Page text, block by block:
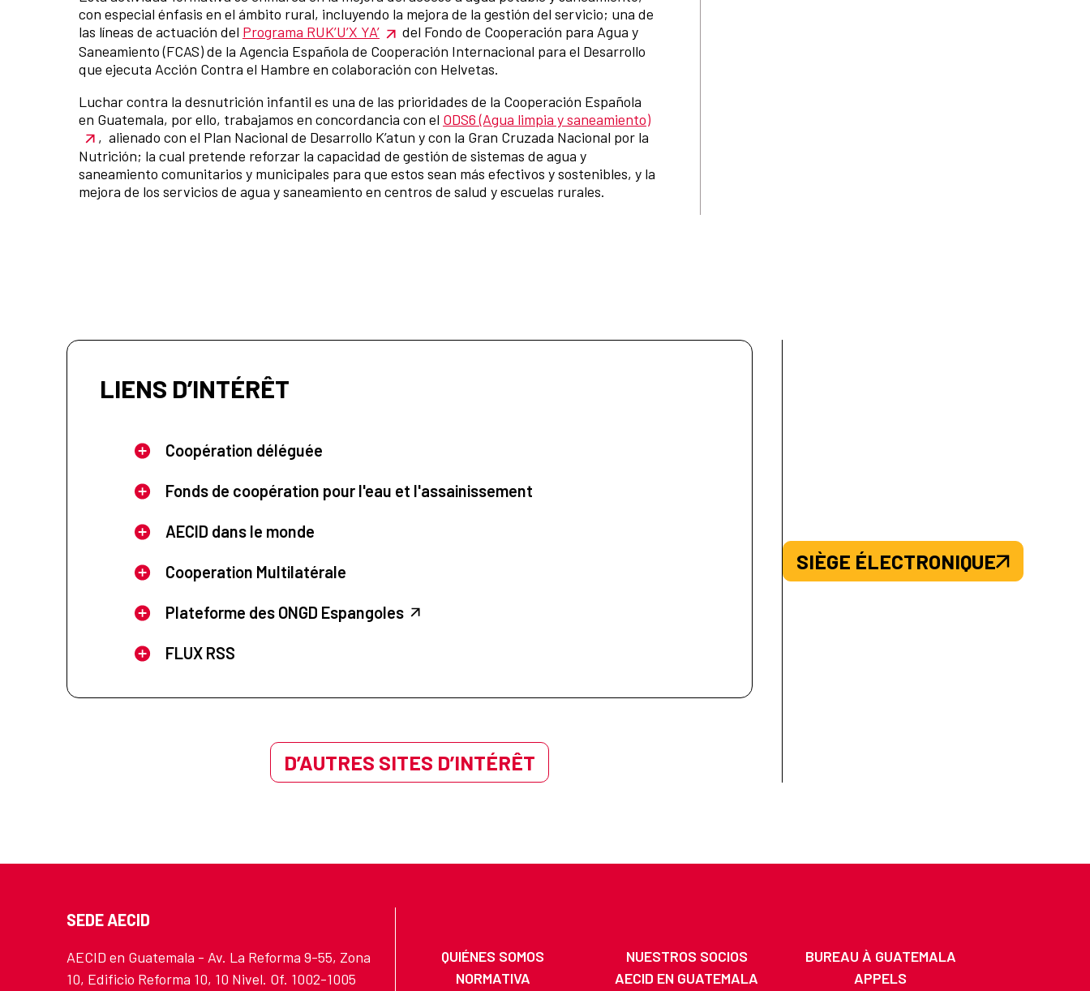
con especial énfasis en el ámbito rural, incluyendo la mejora de la gestión del servicio; una de
las líneas de actuación del Programa RUK’U’X YA’
del Fondo de Cooperación para Agua y
Saneamiento (FCAS) de la Agencia Española de Cooperación Internacional para el Desarrollo
que ejecuta Acción Contra el Hambre en colaboración con Helvetas.
Luchar contra la desnutrición infantil es una de las prioridades de la Cooperación Española
en Guatemala, por ello, trabajamos en concordancia con el ODS6 (Agua limpia y saneamiento)
, alienado con el Plan Nacional de Desarrollo K’atun y con la Gran Cruzada Nacional por la
Nutrición; la cual pretende reforzar la capacidad de gestión de sistemas de agua y
saneamiento comunitarios y municipales para que estos sean más efectivos y sostenibles, y la
mejora de los servicios de agua y saneamiento en centros de salud y escuelas rurales.
LIENS D’INTÉRÊT
Coopération déléguée
Fonds de coopération pour l'eau et l'assainissement
AECID dans le monde
Cooperation Multilatérale
Plateforme des ONGD Espangoles
FLUX RSS
D’AUTRES SITES D’INTÉRÊT
SIÈGE ÉLECTRONIQUE
SEDE AECID
AECID en Guatemala - Av. La Reforma 9-55, Zona
10, Edificio Reforma 10, 10 Nivel. Of. 1002-1005
QUIÉNES SOMOS NUESTROS SOCIOS
BUREAU À GUATEMALA
NORMATIVA
AECID EN GUATEMALA
APPELS